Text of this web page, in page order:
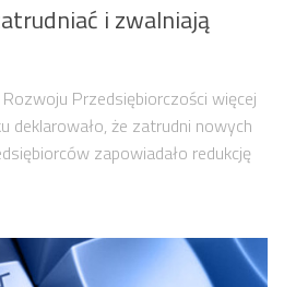
i zwalniają
Przedsiębiorczości więcej
deklarowało, że zatrudni nowych
zapowiadało redukcję